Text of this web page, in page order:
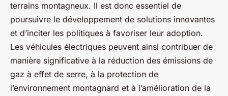
terrains montagneux. Il est donc essentiel de
poursuivre le développement de solutions innovantes
et d’inciter les politiques à favoriser leur adoption.
Les véhicules électriques peuvent ainsi contribuer de
manière significative à la réduction des émissions de
gaz à effet de serre, à la protection de
l’environnement montagnard et à l’amélioration de la